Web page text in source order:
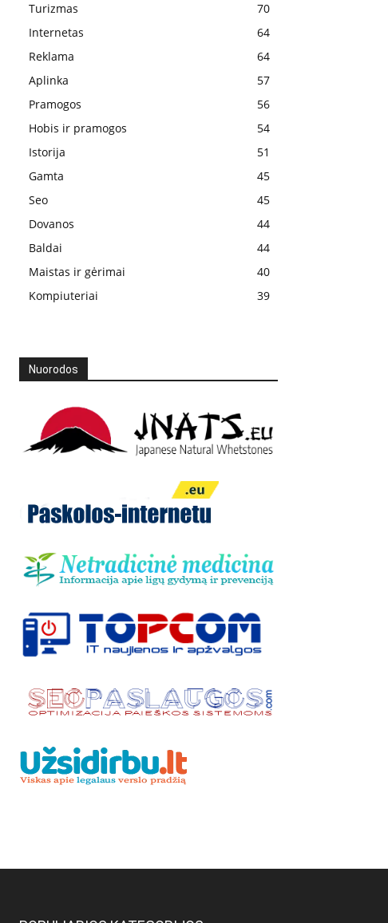
Turizmas
70
Internetas
64
Reklama
64
Aplinka
57
Pramogos
56
Hobis ir pramogos
54
Istorija
51
Gamta
45
Seo
45
Dovanos
44
Baldai
44
Maistas ir gėrimai
40
Kompiuteriai
39
Nuorodos